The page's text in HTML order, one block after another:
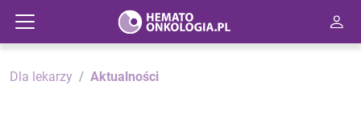
Dla lekarzy Aktualności